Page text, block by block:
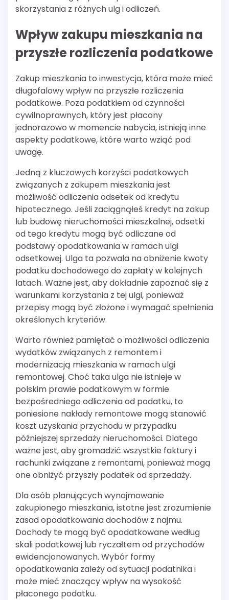
skorzystania z różnych ulg i odliczeń.
Wpływ zakupu mieszkania na
przyszłe rozliczenia podatkowe
Zakup mieszkania to inwestycja, która może mieć
długofalowy wpływ na przyszłe rozliczenia
podatkowe. Poza podatkiem od czynności
cywilnoprawnych, który jest płacony
jednorazowo w momencie nabycia, istnieją inne
aspekty podatkowe, które warto wziąć pod
uwagę.
Jedną z kluczowych korzyści podatkowych
związanych z zakupem mieszkania jest
możliwość odliczenia odsetek od kredytu
hipotecznego. Jeśli zaciągnąłeś kredyt na zakup
lub budowę nieruchomości mieszkalnej, odsetki
od tego kredytu mogą być odliczane od
podstawy opodatkowania w ramach ulgi
odsetkowej. Ulga ta pozwala na obniżenie kwoty
podatku dochodowego do zapłaty w kolejnych
latach. Ważne jest, aby dokładnie zapoznać się z
warunkami korzystania z tej ulgi, ponieważ
przepisy mogą być złożone i wymagać spełnienia
określonych kryteriów.
Warto również pamiętać o możliwości odliczenia
wydatków związanych z remontem i
modernizacją mieszkania w ramach ulgi
remontowej. Choć taka ulga nie istnieje w
polskim prawie podatkowym w formie
bezpośredniego odliczenia od podatku, to
poniesione nakłady remontowe mogą stanowić
koszt uzyskania przychodu w przypadku
późniejszej sprzedaży nieruchomości. Dlatego
ważne jest, aby gromadzić wszystkie faktury i
rachunki związane z remontami, ponieważ mogą
one obniżyć przyszły podatek od sprzedaży.
Dla osób planujących wynajmowanie
zakupionego mieszkania, istotne jest zrozumienie
zasad opodatkowania dochodów z najmu.
Dochody te mogą być opodatkowane według
skali podatkowej lub ryczałtem od przychodów
ewidencjonowanych. Wybór formy
opodatkowania zależy od sytuacji podatnika i
może mieć znaczący wpływ na wysokość
płaconego podatku.